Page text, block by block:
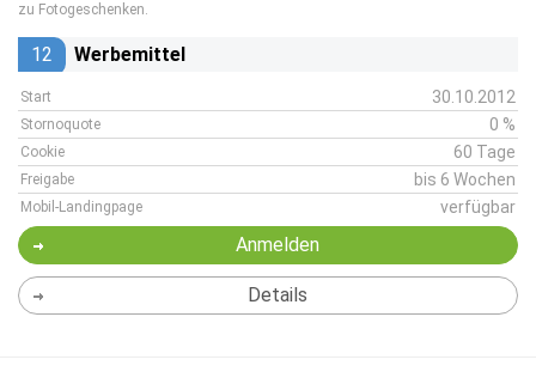
zu Fotogeschenken.
12 Werbemittel
Start 30.10.2012
Stornoquote 0 %
Cookie 60 Tage
Freigabe bis 6 Wochen
Mobil-Landingpage verfügbar
Anmelden
Details